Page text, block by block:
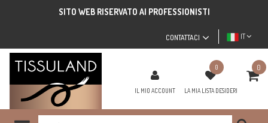
SITO WEB RISERVATO AI PROFESSIONISTI
IT
CONTATTACI
IL MIO ACCOUNT
0
LA MIA LISTA DESIDERI
0